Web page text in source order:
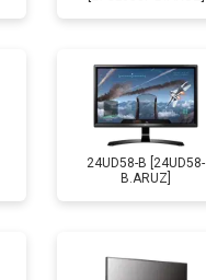
24UD58-B [24UD58-
B.ARUZ]